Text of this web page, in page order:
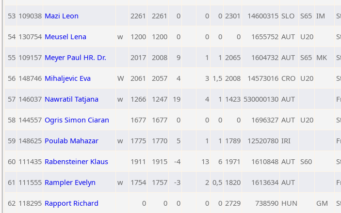
53 109038 Mazi Leon 2261 2261 0 0 0 2301 14600315 SLO S65 IM
54 130754 Meusel Lena w 1200 1200 0 0 0 0 1655752 AUT U20
55 109157 Meyer Paul HR. Dr. 2017 2008 9 1 1 2065 1604732 AUT S65 MK
56 148746 Mihaljevic Eva W 2061 2057 4 3 1,5 2008 14573016 CRO U20
57 146037 Nawratil Tatjana w 1266 1247 19 4 1 1423 530000130 AUT
58 144557 Ogris Simon Ciaran 1677 1677 0 0 0 0 1696327 AUT U20
59 148625 Poulab Mahazar w 1775 1770 5 1 1 1789 12520780 IRI
60 111435 Rabensteiner Klaus 1911 1915 -4 13 6 1971 1610848 AUT S60
61 111555 Rampler Evelyn w 1754 1757 -3 2 0,5 1820 1613634 AUT
62 118295 Rapport Richard 0 0 0 0 0 2729 738590 HUN GM